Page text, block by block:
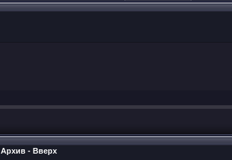
Архив - Вверх